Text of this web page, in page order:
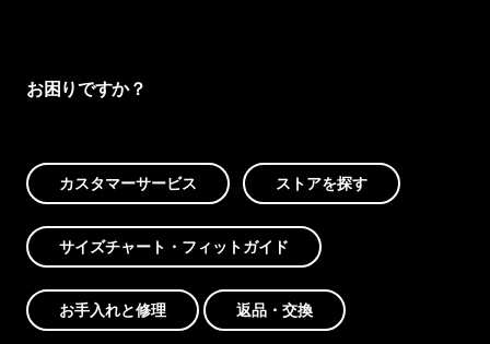
お困りですか？
カスタマーサービス ストアを探す
サイズチャート・フィットガイド
お手入れと修理 返品・交換